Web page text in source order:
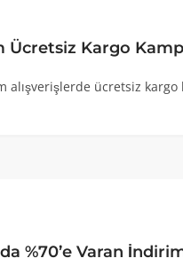
Ücretsiz Kargo
alışverişlerde ücretsiz kargo
%70’e Varan